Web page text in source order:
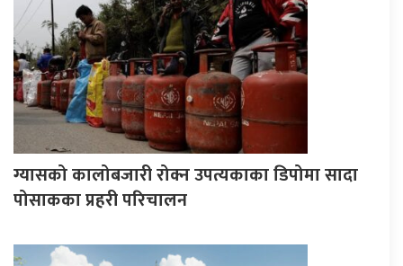
ग्यासको कालोबजारी रोक्न उपत्यकाका डिपोमा सादा
पोसाकका प्रहरी परिचालन